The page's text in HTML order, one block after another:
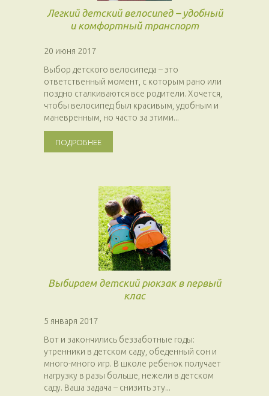
Легкий детский велосипед – удобный
и комфортный транспорт
20 июня 2017
Выбор детского велосипеда – это
ответственный момент, с которым рано или
поздно сталкиваются все родители. Хочется,
чтобы велосипед был красивым, удобным и
маневренным, но часто за этими...
ПОДРОБНЕЕ
Выбираем детский рюкзак в первый
клас
5 января 2017
Вот и закончились беззаботные годы:
утренники в детском саду, обеденный сон и
много-много игр. В школе ребенок получает
нагрузку в разы больше, нежели в детском
саду. Ваша задача – снизить эту...